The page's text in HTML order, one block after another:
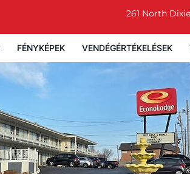
261 North
FÉNYKÉPEK VENDÉGÉRTÉKELÉSEK